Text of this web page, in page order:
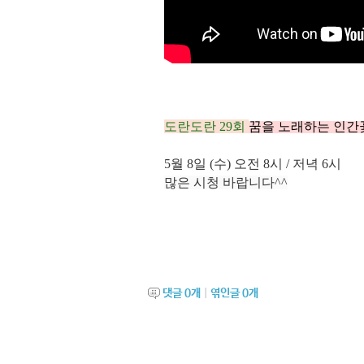
도란도란 29회 꿈을 노래하는 인간
5월 8일 (수) 오전 8시 / 저 녁 6시
많은 시청 바랍니다^^
댓글0개 엮인글0개